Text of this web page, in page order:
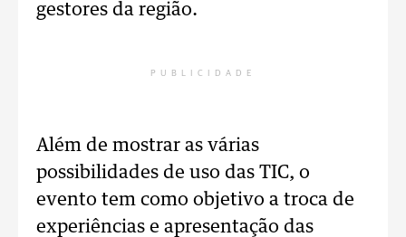
gestores da região.
PUBLICIDADE
Além de mostrar as várias
possibilidades de uso das TIC, o
evento tem como objetivo a troca de
experiências e apresentação das